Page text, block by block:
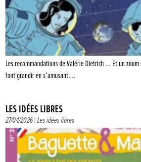
Les recommandations de Valérie Dietrich … Et un
font grandir en s’amusant….
LES IDÉES LIBRES
27/04/2026 |Les idées libres